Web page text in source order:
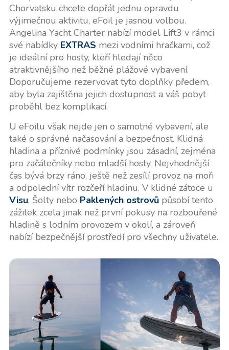
Chorvatsku chcete dopřát jednu opravdu
výjimečnou aktivitu, eFoil je jasnou volbou.
Angelina Yacht Charter nabízí model Lift3 v rámci
své nabídky EXTRAS mezi vodními hračkami, což
je ideální pro hosty, kteří hledají něco
atraktivnějšího než běžné plážové vybavení.
Doporučujeme rezervovat tyto doplňky předem,
aby byla zajištěna jejich dostupnost a váš pobyt
proběhl bez komplikací.
U eFoilu však nejde jen o samotné vybavení, ale
také o správné načasování a bezpečnost. Klidná
hladina a příznivé podmínky jsou zásadní, zejména
pro začátečníky nebo mladší hosty. Nejvhodnější
čas bývá brzy ráno, ještě než zesílí provoz na moři
a odpolední vítr rozčeří hladinu. V klidné zátoce u
Visu, Šolty nebo Paklených ostrovůpůsobí tento
zážitek zcela jinak než první pokusy na rozbouřené
hladině s lodním provozem v okolí, a zároveň
nabízí bezpečnější prostředí pro všechny uživatele.